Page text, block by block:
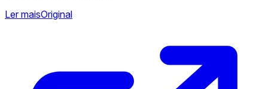
Ler maisOriginal